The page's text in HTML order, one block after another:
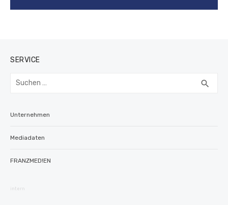
SERVICE
Suchen
search
Unternehmen
Mediadaten
FRANZMED!EN
intern